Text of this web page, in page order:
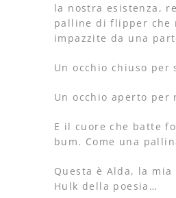
la nostra esistenza,
palline di flipper che
impazzite da una
Un occhio chiuso per
Un occhio aperto per
E il cuore che batte
bum. Come una
Questa è Alda, la
Hulk della poesia…